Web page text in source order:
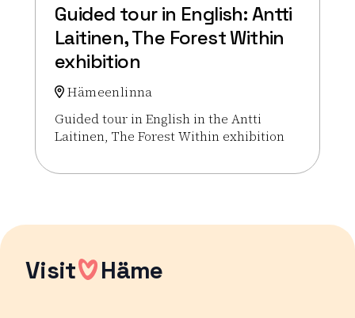
Guided tour in English: Antti
Laitinen, The Forest Within
exhibition
Hämeenlinna
Guided tour in English in the Antti
Laitinen, The Forest Within exhibition
Lue lisää tapahtumasta Guided tour in English:
Visit Häme